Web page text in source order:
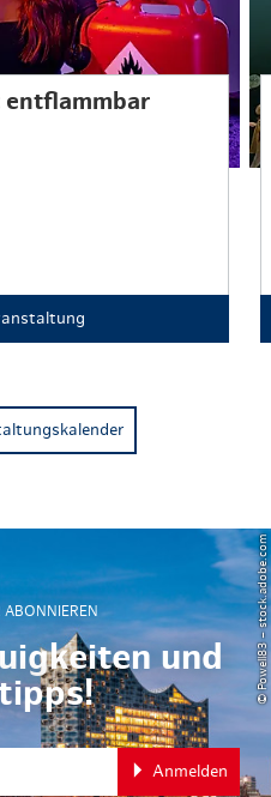
entflammbar
ABONNIEREN
und
Anmelden
© Powell83 – stock.adobe.com